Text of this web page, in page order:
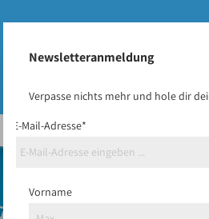
Newsletteranmeldung
Verpasse nichts mehr und hole dir
E-Mail-Adresse*
Vorname